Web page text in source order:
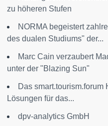
zu höheren Stufen
NORMA begeistert
des dualen Studiums" der...
Marc Cain verzaubert
unter der "Blazing Sun"
Das
Lösungen für das...
dpv-analytics GmbH